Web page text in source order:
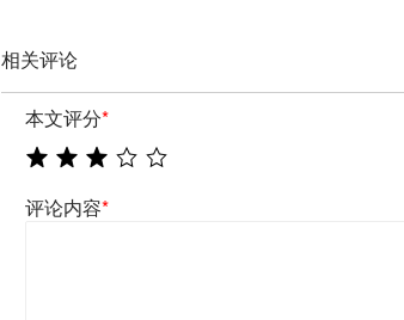
相关评论
本文评分*
评论内容*